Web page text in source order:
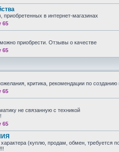
в интернет-магазинах
65
приобрести. Отзывы о качестве
65
критика, рекомендации по созданию
65
не связанную с техникой
65
(куплю, продам, обмен, требуется